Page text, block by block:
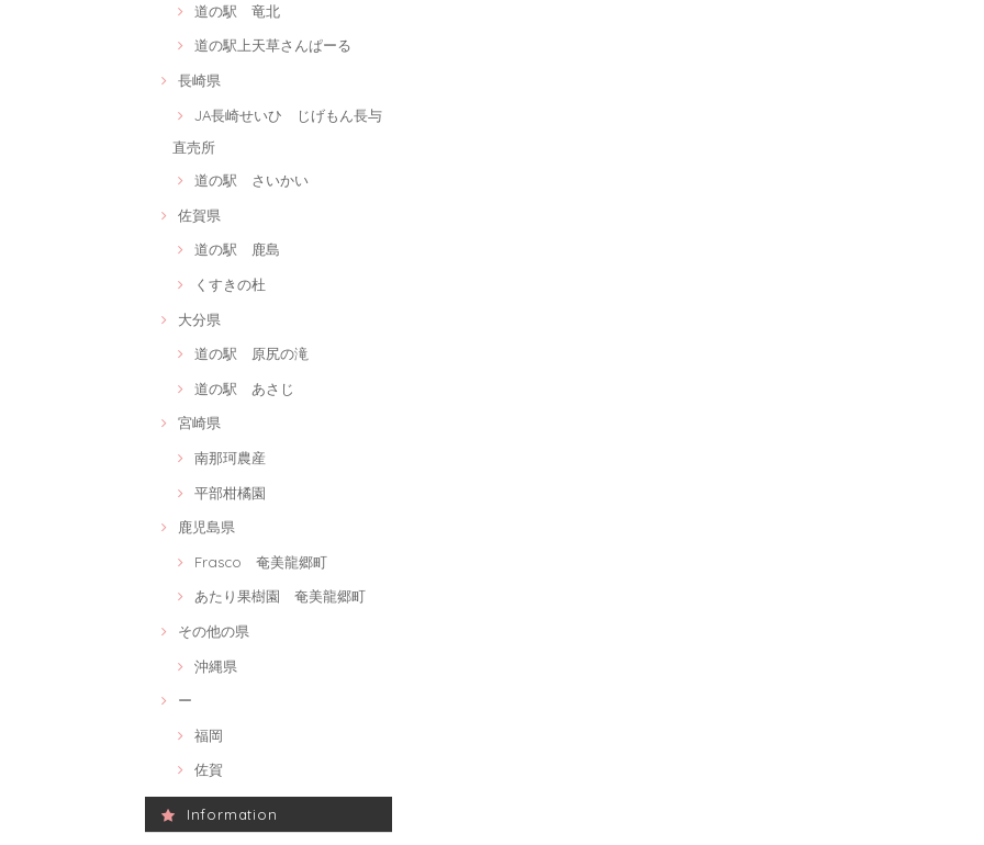
道の駅 竜北
道の駅上天草さんぱーる
長崎県
JA長崎せいひ じげもん長与
直売所
道の駅 さいかい
佐賀県
道の駅 鹿島
くすきの杜
大分県
道の駅 原尻の滝
道の駅 あさじ
宮崎県
南那珂農産
平部柑橘園
鹿児島県
Frasco 奄美龍郷町
あたり果樹園 奄美龍郷町
その他の県
沖縄県
ー
福岡
佐賀
Information